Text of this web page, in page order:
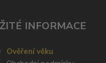
INFORMACE
Ověření věku